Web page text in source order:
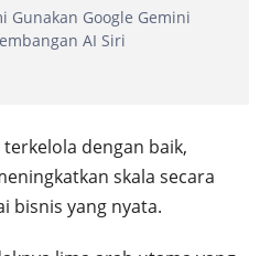
Gunakan Google Gemini
AI Siri
dengan baik,
skala secara
bisnis yang nyata.